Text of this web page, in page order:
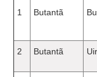
1 Butantã
2 Butantã